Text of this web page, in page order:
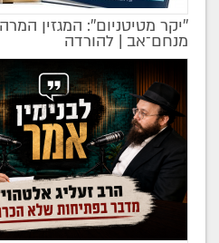
מקודם
''יקר מטיטניום'': המגזין
מנחם־אב | להורדה